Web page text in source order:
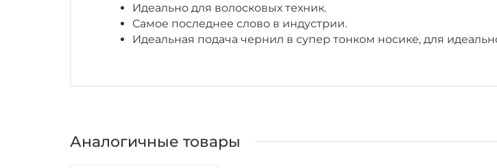
Идеально для волосковых техник.
Самое последнее слово в индустрии.
Идеальная подача чернил в супер тонком носике, для
Аналогичные товары